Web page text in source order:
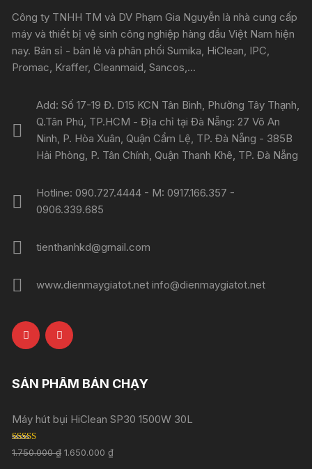
Công ty TNHH TM và DV Phạm Gia Nguyễn là nhà cung cấp
máy và thiết bị vệ sinh công nghiệp hàng đầu Việt Nam hiện
nay. Bán sỉ - bán lẻ và phân phối Sumika, HiClean, IPC,
Promac, Kraffer, Cleanmaid, Sancos,...
Add: Số 17-19 Đ. D15 KCN Tân Bình, Phường Tây Thạnh,
Q.Tân Phú, TP.HCM - Địa chỉ tại Đà Nẵng: 27 Võ An
Ninh, P. Hòa Xuân, Quận Cẩm Lệ, TP. Đà Nẵng - 385B
Hải Phòng, P. Tân Chính, Quận Thanh Khê, TP. Đà Nẵng
Hotline: 090.727.4444 - M: 0917.166.357 -
0906.339.685
tienthanhkd@gmail.com
www.dienmaygiatot.net info@dienmaygiatot.net
SẢN PHẨM BÁN CHẠY
Máy hút bụi HiClean SP30 1500W 30L
Rated 5.00
out of 5
1.750.000₫ 1.650.000₫